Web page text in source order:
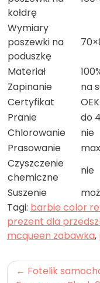
kołdrę
Wymiary
poszewki na
poduszkę
Materiał
Zapinanie
na
Certyfikat
Pranie
do
Chlorowanie
nie
Prasowanie
Czyszczenie
chemiczne
nie
Suszenie
Tagi: barbie color
prezent dla
mcqueen zabawka,
Nawigacja
Fotelik